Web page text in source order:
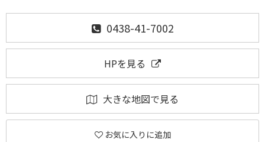
0438-41-7002
HPを見る
大きな地図で見る
お気に入りに追加